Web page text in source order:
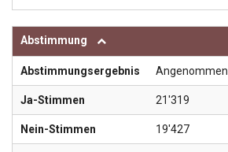
Abstimmung
Abstimmungsergebnis Angenommen
Ja-Stimmen 21'319
Nein-Stimmen 19'427